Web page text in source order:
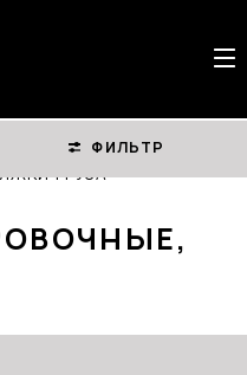
ГРУЗА
ФИЛЬТР